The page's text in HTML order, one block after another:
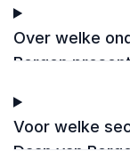
Over welke
Bergen
Voor welke
Daan van